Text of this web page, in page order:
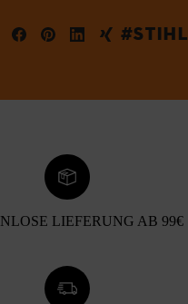
#STIHL
LIEFERUNG AB 99€